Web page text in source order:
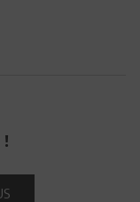
!